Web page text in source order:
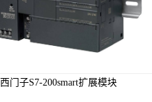
西门子S7-200smart扩展模块